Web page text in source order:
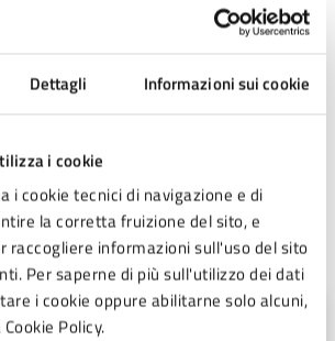
Dettagli Informazioni sui cookie
i cookie
i cookie tecnici di navigazione e di
la corretta fruizione del sito, e
raccogliere informazioni sull'uso del sito
Per saperne di più sull'utilizzo dei dati
i cookie oppure abilitarne solo alcuni,
Policy.
promossa da otto residenti di via
del Comune di Cesena. L’intesa
di attivare la cosiddetta
Attraverso questa procedura sarà
della frana.